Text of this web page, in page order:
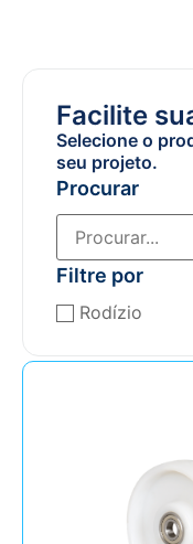
Facilite
Selecione o
seu projeto.
Procurar
Filtre por
Rodízio